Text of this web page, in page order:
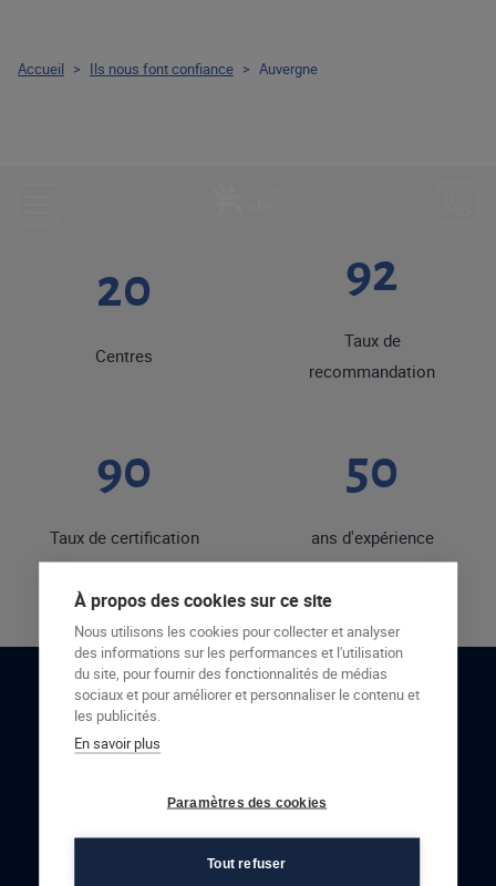
20
Centres
92
Taux de
recommandation
90
Taux de certification
50
ans d'expérience
RESTONS EN CONTACT
Accueil > Ils nous font confiance > Auvergne
À propos des cookies sur ce site
Nous utilisons les cookies pour collecter et analyser
des informations sur les performances et l'utilisation
du site, pour fournir des fonctionnalités de médias
sociaux et pour améliorer et personnaliser le contenu et
les publicités.
En savoir plus
Paramètres des cookies
Tout refuser